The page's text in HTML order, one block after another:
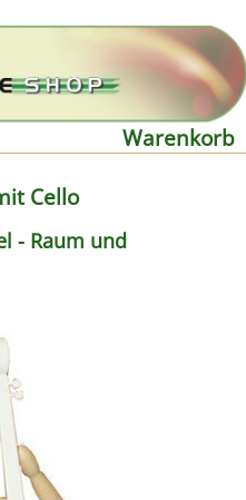
Warenkorb
Cello
- Raum und